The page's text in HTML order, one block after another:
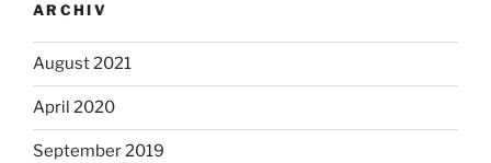
ARCHIV
August 2021
April 2020
September 2019